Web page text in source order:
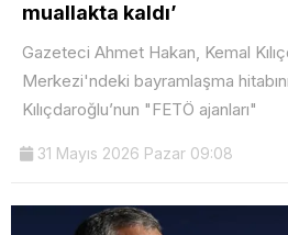
muallakta kaldı’
Gazeteci Ahmet Hakan, Kemal
Merkezi'ndeki bayramlaşma
Kılıçdaroğlu’nun "FETÖ ajanları"
31 Mayıs 2026 Pazar 09:08